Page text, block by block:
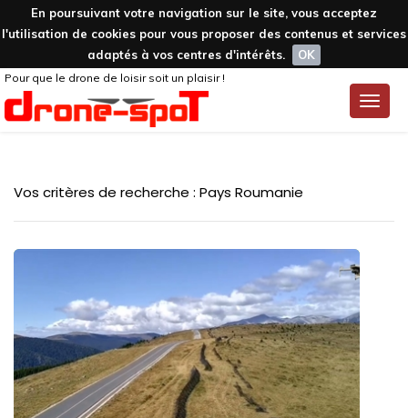
En poursuivant votre navigation sur le site, vous acceptez
l'utilisation de cookies pour vous proposer des contenus et services
adaptés à vos centres d'intérêts.
OK
Toggle
Pour que le drone de loisir soit un plaisir !
Vos critères de recherche : Pays Roumanie